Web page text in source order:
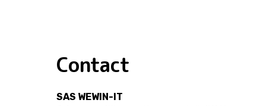
Contact
SAS WEWIN-IT